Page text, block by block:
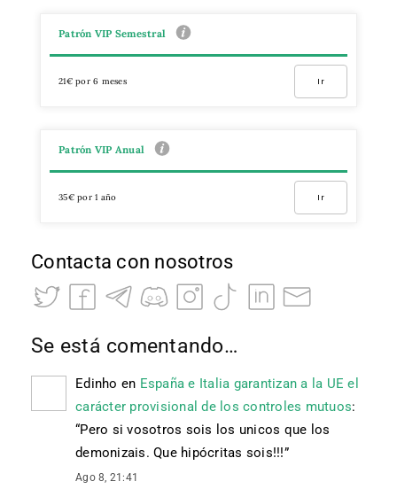
Patrón VIP Semestral
21€ por 6 meses Ir
Patrón VIP Anual
35€ por 1 año Ir
Contacta con nosotros
Se está comentando…
Edinho en España e Italia garantizan a la UE el
carácter provisional de los controles mutuos:
“Pero si vosotros sois los unicos que los
demonizais. Que hipócritas sois!!!”
Ago 8, 21:41